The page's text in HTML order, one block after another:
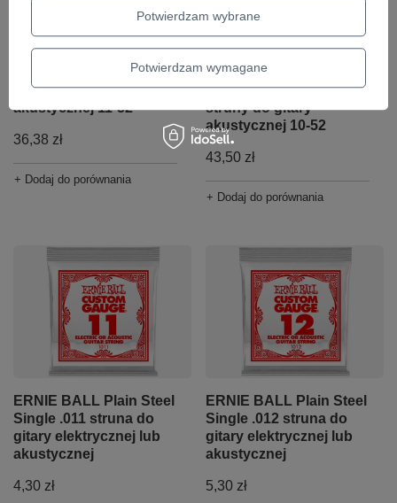
Ernie Ball 2004 Light
Bronze struny do gitary
akustycznej 11-52
36,38 zł
+ Dodaj do porównania
Ernie Ball 2151 Rock
and Blues Earthwood
Phosphor Bronze
struny do gitary
akustycznej 10-52
43,50 zł
+ Dodaj do porównania
ERNIE BALL Plain Steel
Single .011 struna do
gitary elektrycznej lub
akustycznej
4,30 zł
ERNIE BALL Plain Steel
Single .012 struna do
gitary elektrycznej lub
akustycznej
5,30 zł
Potwierdzam wybrane
Potwierdzam wymagane